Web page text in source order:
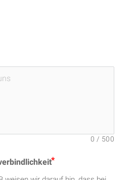
0 / 500